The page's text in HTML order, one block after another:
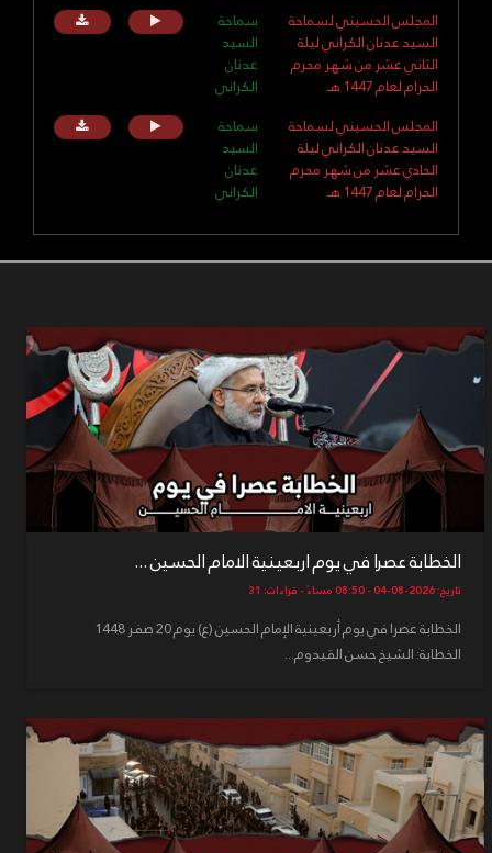
المجلس الحسيني لسماحة
السيد عدنان الكراني ليلة
الثاني عشر من شهر محرم
الحرام لعام 1447 هـ
سماحة
السيد
عدنان
الكراني
المجلس الحسيني لسماحة
السيد عدنان الكراني ليلة
الحادي عشر من شهر محرم
الحرام لعام 1447 هـ
سماحة
السيد
عدنان
الكراني
الخطابة عصرا في يوم اربعينية الامام الحسين ...
تاريخ: 2026-08-04 - 08:50 مساءً - قراءات: 31
الخطابة عصرا في يوم أربعينية الإمام الحسين (ع) يوم 20 صفر 1448
الخطابة: الشيخ حسن القيدوم...